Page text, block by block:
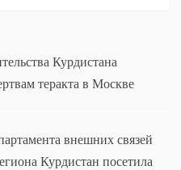
Курдистана
теракта в Москве
внешних связей
Курдистан посетила